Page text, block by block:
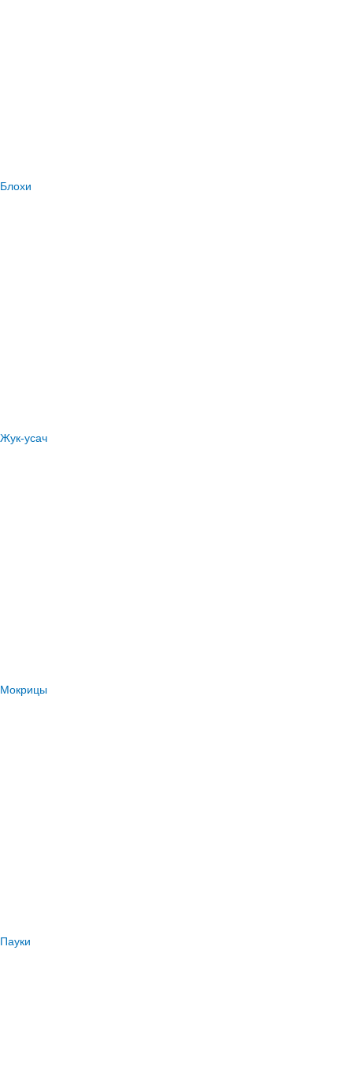
Блохи
Жук-усач
Мокрицы
Пауки